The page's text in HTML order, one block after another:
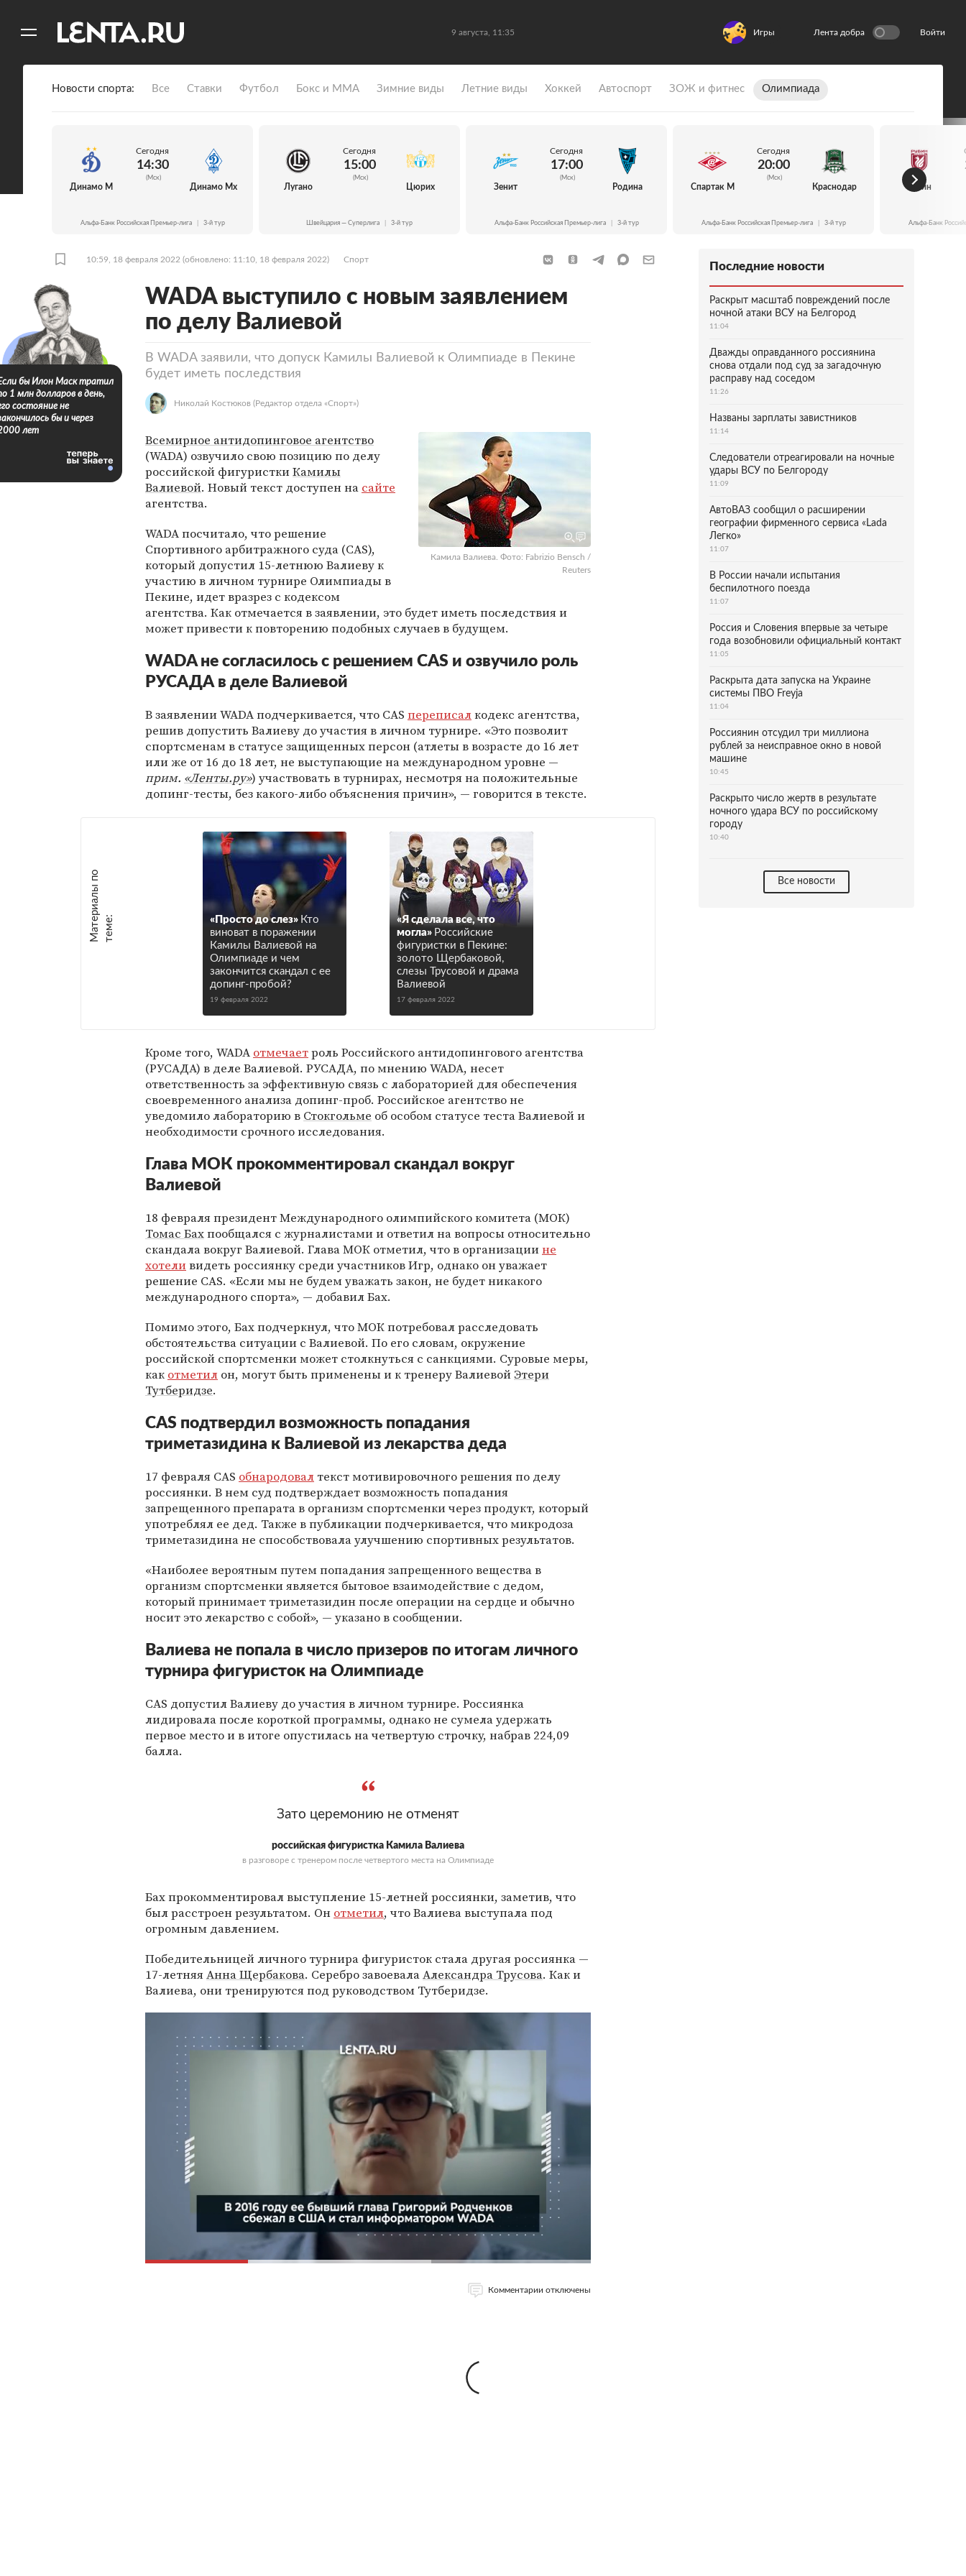
9 августа, 11:35 Игры Лента добра Войти
Новости спорта Все Ставки Футбол Бокс и ММА Зимние виды Летние виды Хоккей Автоспорт ЗОЖ и фитнес Олимпиада
Динамо М
Сегодня
14:30
(Мск)
Динамо Мх
Альфа-Банк Российская Премьер-лига 3-й тур
Лугано
Сегодня
15:00
(Мск)
Цюрих
Швейцария — Суперлига 3-й тур
Зенит
Сегодня
17:00
(Мск)
Родина
Альфа-Банк Российская Премьер-лига 3-й тур
Спартак М
Сегодня
20:00
(Мск)
Краснодар
Альфа-Банк Российская Премьер-лига 3-й тур
Рубин
Альфа-Банк
10:59, 18 февраля 2022 (обновлено: 11:10, 18 февраля 2022) Спорт
WADA выступило с новым заявлением
по делу Валиевой
В WADA заявили, что допуск Камилы Валиевой к Олимпиаде в Пекине
будет иметь последствия
Николай Костюков (Редактор отдела «Спорт»)
Камила Валиева. Фото: Fabrizio Bensch /
Reuters
Всемирное антидопинговое агентство
(WADA) озвучило свою позицию по делу
российской фигуристкиКамилы
Валиевой. Новый текст доступен на сайте
агентства.
WADA посчитало, что решение
Спортивного арбитражного суда (CAS),
который допустил 15-летнюю Валиеву к
участию в личном турнире Олимпиады в
Пекине, идет вразрез с кодексом
агентства. Как отмечается в заявлении, это будет иметь последствия и
может привести к повторению подобных случаев в будущем.
WADA не согласилось с решением CAS и озвучило роль
РУСАДА в деле Валиевой
В заявлении WADA подчеркивается, что CAS переписалкодекс агентства,
решив допустить Валиеву до участия в личном турнире. «Это позволит
спортсменам в статусе защищенных персон (атлеты в возрасте до 16 лет
или же от 16 до 18 лет, не выступающие на международном уровне —
прим. «Ленты.ру») участвовать в турнирах, несмотря на положительные
допинг-тесты, без какого-либо объяснения причин», — говорится в тексте.
М
а
т е
р
и
а
л
ы
п
о
т
е
м
е : «Просто до слез» Кто
виноват в поражении
Камилы Валиевой на
Олимпиаде и чем
закончится скандал с ее
допинг-пробой?
19 февраля 2022
«Я сделала все, что
могла» Российские
фигуристки в Пекине:
золото Щербаковой,
слезы Трусовой и драма
Валиевой
17 февраля 2022
Кроме того, WADA отмечаетроль Российского антидопингового агентства
(РУСАДА) в деле Валиевой. РУСАДА, по мнению WADA, несет
ответственность за эффективную связь с лабораторией для обеспечения
своевременного анализа допинг-проб. Российское агентство не
уведомило лабораторию в Стокгольме об особом статусе теста Валиевой и
необходимости срочного исследования.
Глава МОК прокомментировал скандал вокруг
Валиевой
18 февраля президент Международного олимпийского комитета (МОК)
Томас Бахпообщался с журналистами и ответил на вопросы относительно
скандала вокруг Валиевой. Глава МОК отметил, что в организациине
хотеливидеть россиянку среди участников Игр, однако он уважает
решение CAS. «Если мы не будем уважать закон, не будет никакого
международного спорта», — добавил Бах.
Помимо этого, Бах подчеркнул, что МОК потребовал расследовать
обстоятельства ситуации с Валиевой. По его словам, окружение
российской спортсменки может столкнуться с санкциями. Суровые меры,
как отметил он, могут быть применены и к тренеру Валиевой Этери
Тутберидзе.
CAS подтвердил возможность попадания
триметазидина к Валиевой из лекарства деда
17 февраля CAS обнародовал текст мотивировочного решения по делу
россиянки. В нем суд подтверждает возможность попадания
запрещенного препарата в организм спортсменки через продукт, который
употреблял ее дед. Также в публикации подчеркивается, что микродоза
триметазидина не способствовала улучшению спортивных результатов.
«Наиболее вероятным путем попадания запрещенного вещества в
организм спортсменки является бытовое взаимодействие с дедом,
который принимает триметазидин после операции на сердце и обычно
носит это лекарство с собой», — указано в сообщении.
Валиева не попала в число призеров по итогам личного
турнира фигуристок на Олимпиаде
CAS допустил Валиеву до участия в личном турнире. Россиянка
лидировала после короткой программы, однако не сумела удержать
первое место и в итоге опустилась на четвертую строчку, набрав 224,09
балла.
Зато церемонию не отменят
российская фигуристка Камила Валиева
в разговоре с тренером после четвертого места на Олимпиаде
Бах прокомментировал выступление 15-летней россиянки, заметив, что
был расстроен результатом. Он отметил, что Валиева выступала под
огромным давлением.
Победительницей личного турнира фигуристок стала другая россиянка —
17-летняяАнна Щербакова. Серебро завоевалаАлександра Трусова. Как и
Валиева, они тренируются под руководством Тутберидзе.
Комментарии отключены
бы Илон Маск тратил
1 млн долларов в день,
состояние не
бы и через
лет
Последние новости
Раскрыт масштаб повреждений после
ночной атаки ВСУ на Белгород
11:04
Дважды оправданного россиянина
снова отдали под суд за загадочную
расправу над соседом
11:26
Названы зарплаты завистников
11:14
Следователи отреагировали на ночные
удары ВСУ по Белгороду
11:09
АвтоВАЗ сообщил о расширении
географии фирменного сервиса «Lada
Легко»
11:07
В России начали испытания
беспилотного поезда
11:07
Россия и Словения впервые за четыре
года возобновили официальный контакт
11:05
Раскрыта дата запуска на Украине
системы ПВО Freyja
11:04
Россиянин отсудил три миллиона
рублей за неисправное окно в новой
машине
10:45
Раскрыто число жертв в результате
ночного удара ВСУ по российскому
городу
10:40
Все новости